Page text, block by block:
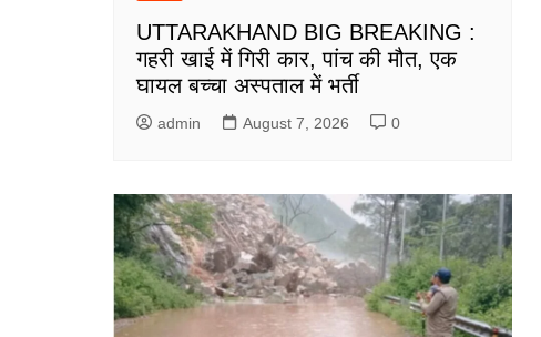
UTTARAKHAND BIG BREAKING :
गहरी खाई में गिरी कार, पांच की मौत, एक
घायल बच्चा अस्पताल में भर्ती
admin August 7, 2026 0